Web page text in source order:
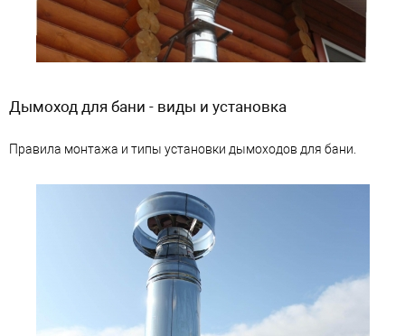
Дымоход для бани - виды и установка
Правила монтажа и типы установки дымоходов для бани.